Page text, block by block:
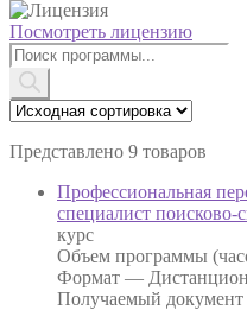
Посмотреть лицензию
Поиск
товаров
Представлено 9 товаров
Профессиональная
специалист поисково-
курс
Объем программы
Формат —
Получаемый